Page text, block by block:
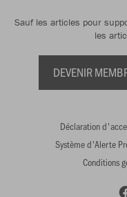
Sauf les articles pour
les
DEVENIR
Déclaration
Système d'Alerte
Conditions